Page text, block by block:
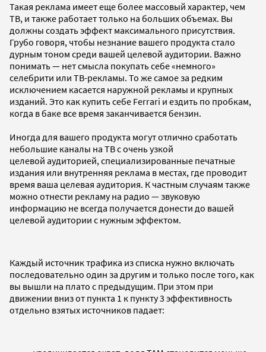
Такая реклама имеет еще более массовый характер, чем
ТВ, и также работает только на больших объемах. Вы
должны создать эффект максимального присутствия.
Грубо говоря, чтобы незнание вашего продукта стало
дурным тоном среди вашей целевой аудитории. Важно
понимать — нет смысла покупать себе «немного»
селебрити или ТВ-рекламы. То же самое за редким
исключением касается наружной рекламы и крупных
изданий. Это как купить себе Ferrari и ездить по пробкам,
когда в баке все время заканчивается бензин.
Иногда для вашего продукта могут отлично сработать
небольшие каналы на ТВ с очень узкой
целевой аудиторией, специализированные печатные
издания или внутренняя реклама в местах, где проводит
время ваша целевая аудитория. К частным случаям также
можно отнести рекламу на радио — звуковую
информацию не всегда получается донести до вашей
целевой аудитории с нужным эффектом.
Каждый источник трафика из списка нужно включать
последовательно один за другим и только после того, как
вы вышли на плато с предыдущим. При этом при
движении вниз от пункта 1 к пункту 3 эффективность
отдельно взятых источников падает: